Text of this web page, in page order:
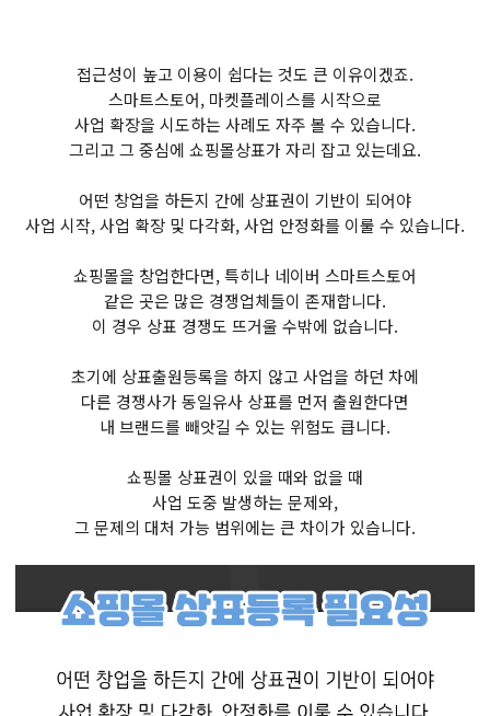
접근성이 높고 이용이 쉽다는 것도 큰 이유이겠죠.
스마트스토어, 마켓플레이스를 시작으로
사업 확장을 시도하는 사례도 자주 볼 수 있습니다.
그리고 그 중심에 쇼핑몰상표가 자리 잡고 있는데요.
어떤 창업을 하든지 간에 상표권이 기반이 되어야
사업 시작, 사업 확장 및 다각화, 사업 안정화를 이룰 수 있습니다.
쇼핑몰을 창업한다면, 특히나 네이버 스마트스토어
같은 곳은 많은 경쟁업체들이 존재합니다.
이 경우 상표 경쟁도 뜨거울 수밖에 없습니다.
초기에 상표출원등록을 하지 않고 사업을 하던 차에
다른 경쟁사가 동일유사 상표를 먼저 출원한다면
내 브랜드를 빼앗길 수 있는 위험도 큽니다.
쇼핑몰 상표권이 있을 때와 없을 때
사업 도중 발생하는 문제와,
그 문제의 대처 가능 범위에는 큰 차이가 있습니다.